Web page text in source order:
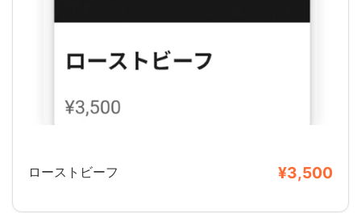
ローストビーフ ¥3,500